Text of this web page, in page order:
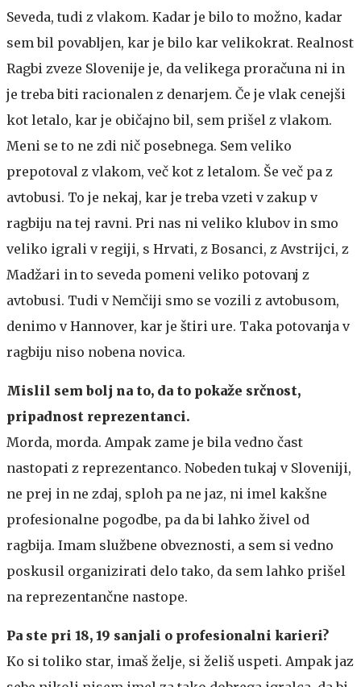
Seveda, tudi z vlakom. Kadar je bilo to možno, kadar
sem bil povabljen, kar je bilo kar velikokrat. Realnost
Ragbi zveze Slovenije je, da velikega proračuna ni in
je treba biti racionalen z denarjem. Če je vlak cenejši
kot letalo, kar je običajno bil, sem prišel z vlakom.
Meni se to ne zdi nič posebnega. Sem veliko
prepotoval z vlakom, več kot z letalom. Še več pa z
avtobusi. To je nekaj, kar je treba vzeti v zakup v
ragbiju na tej ravni. Pri nas ni veliko klubov in smo
veliko igrali v regiji, s Hrvati, z Bosanci, z Avstrijci, z
Madžari in to seveda pomeni veliko potovanj z
avtobusi. Tudi v Nemčiji smo se vozili z avtobusom,
denimo v Hannover, kar je štiri ure. Taka potovanja v
ragbiju niso nobena novica.
Mislil sem bolj na to, da to pokaže srčnost,
pripadnost reprezentanci.
Morda, morda. Ampak zame je bila vedno čast
nastopati z reprezentanco. Nobeden tukaj v Sloveniji,
ne prej in ne zdaj, sploh pa ne jaz, ni imel kakšne
profesionalne pogodbe, pa da bi lahko živel od
ragbija. Imam službene obveznosti, a sem si vedno
poskusil organizirati delo tako, da sem lahko prišel
na reprezentančne nastope.
Pa ste pri 18, 19 sanjali o profesionalni karieri?
Ko si toliko star, imaš želje, si želiš uspeti. Ampak jaz